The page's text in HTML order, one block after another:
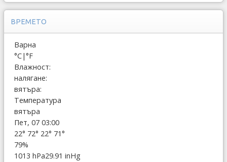
ВРЕМЕТО
Варна
°C|°F
Влажност:
налягане:
вятъра:
Температура
вятъра
Пет, 07 03:00
22° 72° 22° 71°
79%
1013 hPa29.91 inHg